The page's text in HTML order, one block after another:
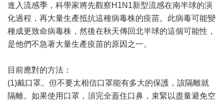
進入流感季，科學家將先觀察H1N1新型流感在南半球的演
化過程，再大量生產抵抗這種病毒株的疫苗。此病毒可能變
種成更致命病毒株，然後在秋天傳回北半球的這個可能性，
是他們不急著大量生產疫苗的原因之一。
目前應對的方法：
(1)戴口罩。但不要太相信口罩能有多大的保護，該隔離就
隔離。如果使用口罩，須完全蓋住口鼻，束緊以盡量避免空